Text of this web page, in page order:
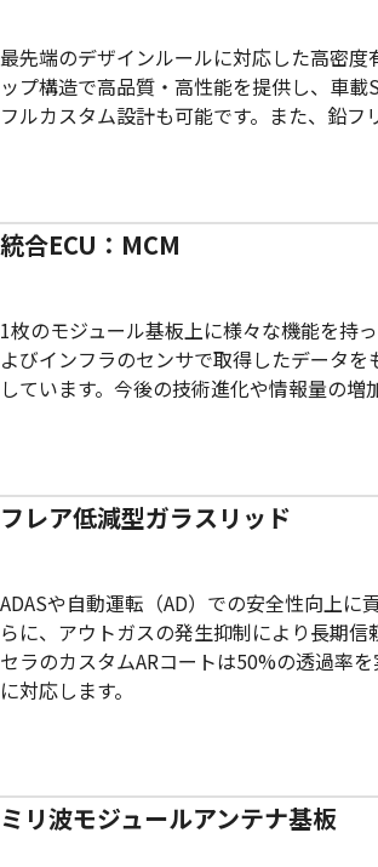
最先端のデザインルールに対応した高密
ップ構造で高品質・高性能を提供し、車
フルカスタム設計も可能です。また、鉛フ
統合ECU：MCM
1枚のモジュール基板上に様々な機能を持
よびインフラのセンサで取得したデータ
しています。今後の技術進化や情報量の
フレア低減型ガラスリッド
ADASや自動運転（AD）での安全性向上
らに、アウトガスの発生抑制により長期
セラのカスタムARコートは50%の透過率
に対応します。
ミリ波モジュールアンテナ基板